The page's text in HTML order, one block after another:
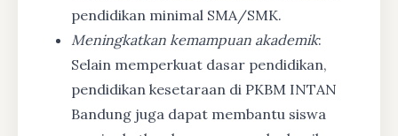
pendidikan minimal SMA/SMK.
Meningkatkan kemampuan akademik:
Selain memperkuat dasar pendidikan,
pendidikan kesetaraan di PKBM INTAN
Bandung juga dapat membantu siswa